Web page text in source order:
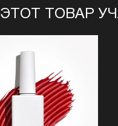
ЭТОТ ТОВАР